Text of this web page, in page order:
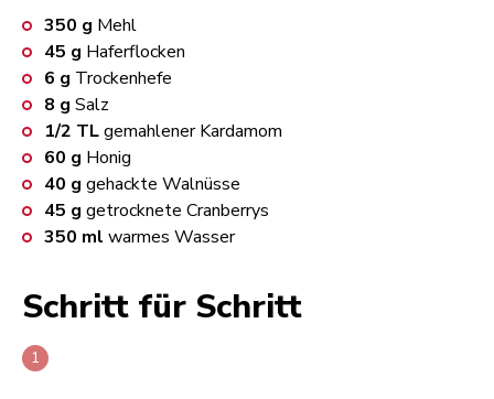
350 g Mehl
45 g Haferflocken
6 g Trockenhefe
8 g Salz
1/2 TLgemahlener Kardamom
60 g Honig
40 g gehackte Walnüsse
45 g getrocknete Cranberrys
350 ml warmes Wasser
Schritt für Schritt